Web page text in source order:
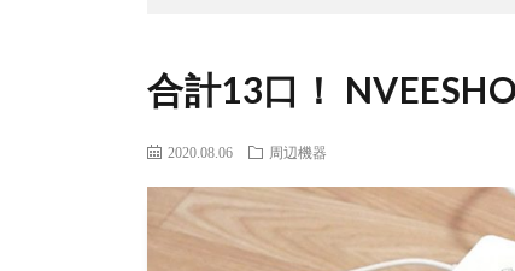
合計13口！
2020.08.06 周辺機器